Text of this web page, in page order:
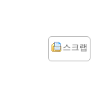
스크랩